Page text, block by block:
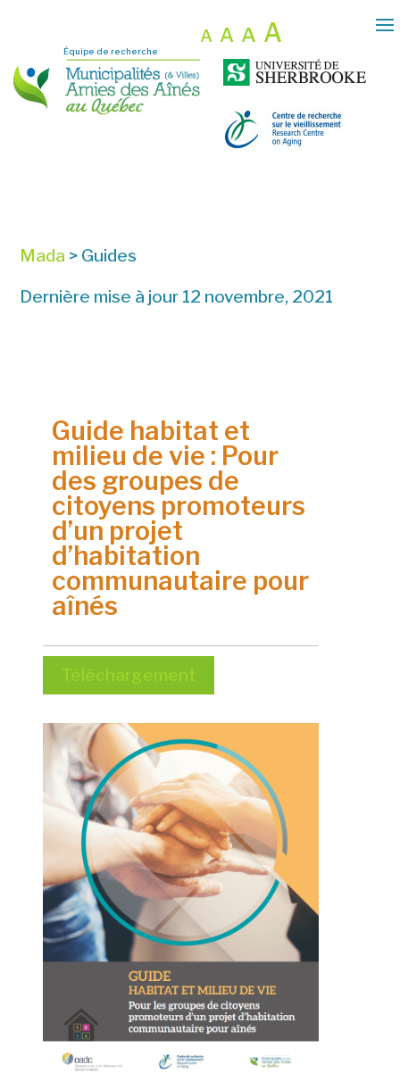
Équipe de recherche
A A A A
Mada > Guides
Dernière mise à jour 12 novembre, 2021
Guide habitat et
milieu de vie : Pour
des groupes de
citoyens promoteurs
d’un projet
d’habitation
communautaire pour
aînés
Téléchargement